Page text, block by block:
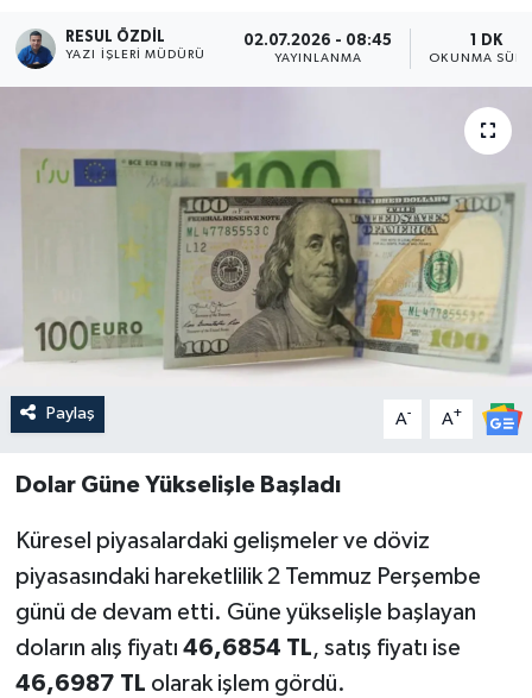
RESUL ÖZDIL
YAZI İŞLERI MÜDÜRÜ
02.07.2026 - 08:45
YAYINLANMA
1 DK
OKUNMA
Paylaş A- A+
Dolar Güne Yükselişle Başladı
Küresel piyasalardaki gelişmeler ve döviz
piyasasındaki hareketlilik 2 Temmuz Perşembe
günü de devam etti. Güne yükselişle başlayan
doların alış fiyatı 46,6854 TL, satış fiyatı ise
46,6987 TL olarak işlem gördü.